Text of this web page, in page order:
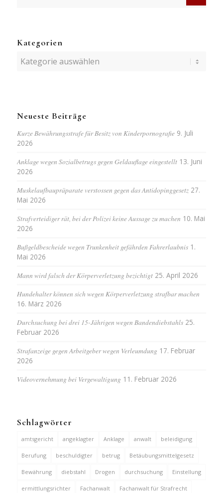
Kategorien
Kategorien
Neueste Beiträge
Kurze Bewährungsstrafe für Besitz von Kinderpornografie 9. Juli
2026
Anklage wegen Sozialbetrugs gegen Geldauflage eingestellt 13. Juni
2026
Muskelaufbaupräparate verstossen gegen das Antidopinggesetz 27.
Mai 2026
Strafverteidiger rät, bei der Polizei keine Aussage zu machen 10. Mai
2026
Bußgeldbescheide wegen Trunkenheit gefährden Fahrerlaubnis 1.
Mai 2026
Mann wird falsch der Körperverletzung bezichtigt 25. April 2026
Hundehalter können sich wegen Körperverletzung strafbar machen
16. März 2026
Durchsuchung bei drei 15-Jährigen wegen Bandendiebstahls 25.
Februar 2026
Strafanzeige gegen Arbeitgeber wegen Verleumdung 17. Februar
2026
Videovernehmung bei Vergewaltigung 11. Februar 2026
Schlagwörter
amtsgericht angeklagter Anklage anwalt beleidigung
Berufung beschuldigter betrug Betäubungsmittelgesetz
Bewährung diebstahl Drogen durchsuchung Einstellung
ermittlungsrichter Fachanwalt Fachanwalt für Strafrecht